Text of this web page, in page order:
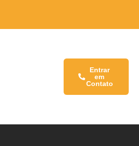
Entrar
em
Contato